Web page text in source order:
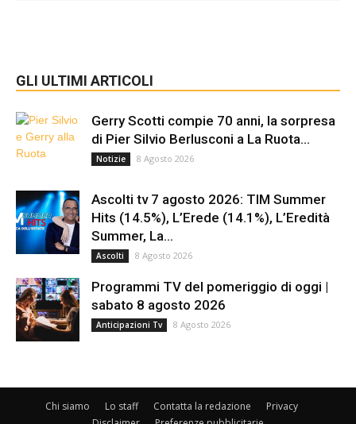
GLI ULTIMI ARTICOLI
Gerry Scotti compie 70 anni, la sorpresa
di Pier Silvio Berlusconi a La Ruota...
Notizie 8 Agosto 2026
Ascolti tv 7 agosto 2026: TIM Summer
Hits (14.5%), L’Erede (14.1%), L’Eredità
Summer, La...
Ascolti 8 Agosto 2026
Programmi TV del pomeriggio di oggi |
sabato 8 agosto 2026
Anticipazioni Tv 8 Agosto 2026
Chi siamo Lo staff Contatta la redazione
Privacy